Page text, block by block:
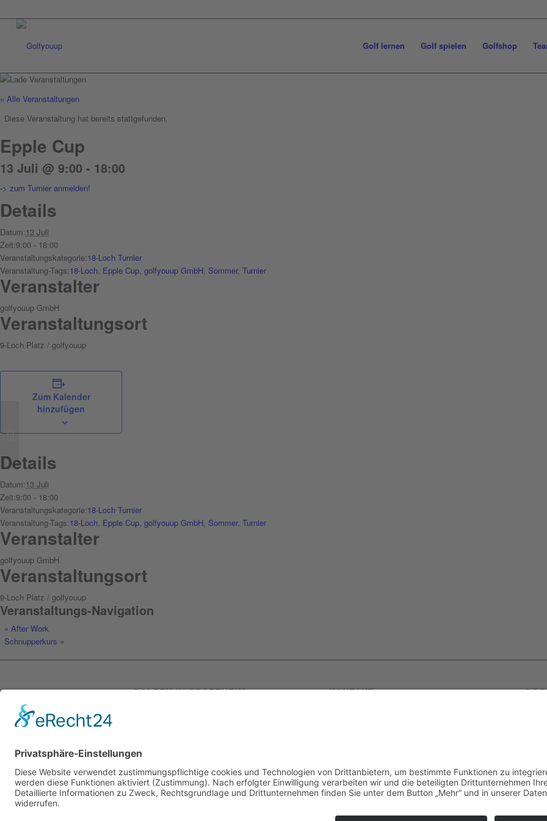
Golf lernen Golf spielen Golfshop
« Alle Veranstaltungen
Diese Veranstaltung hat bereits stattgefunden.
Epple Cup
13 Juli @ 9:00 - 18:00
-> zum Turnier anmelden!
Details
Datum:13 Juli
Zeit:9:00 - 18:00
Veranstaltungskategorie:18-Loch Turnier
Veranstaltung-Tags:18-Loch, Epple Cup, golfyouup GmbH, Sommer, Turnier
Veranstalter
golfyouup GmbH
Veranstaltungsort
9-Loch Platz / golfyouup
Zum Kalender
hinzufügen
Details
Datum:13 Juli
Zeit:9:00 - 18:00
Veranstaltungskategorie:18-Loch Turnier
Veranstaltung-Tags:18-Loch, Epple Cup, golfyouup GmbH, Sommer, Turnier
Veranstalter
golfyouup GmbH
Veranstaltungsort
9-Loch Platz / golfyouup
Veranstaltungs-Navigation
« After Work
Schnupperkurs »
GOLFEN IN PFORZHEIM
einfach selbst. Seit 2005 sind wir Ihr
Pforzheim und bieten Ihnen jedes Mal wieder
tolle Erlebnisse und den perfekten Abschlag.
KONTAKT
E-Mail:info@golfyouup.de
After Work